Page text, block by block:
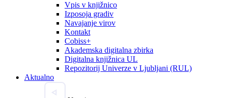
Vpis v knjižnico
Izposoja gradiv
Navajanje virov
Kontakt
Cobiss+
Akademska digitalna zbirka
Digitalna knjižnica UL
Repozitorij Univerze v Ljubljani (RUL)
Aktualno